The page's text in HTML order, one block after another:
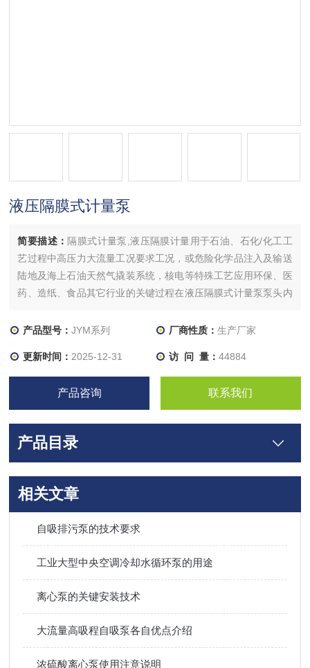
液压隔膜式计量泵
简要描述： 隔膜式计量泵,液压隔膜计量用于石油、石化/化工工
艺过程中高压力大流量工况要求工况，或危险化学品注入及输送
陆地及海上石油天然气撬装系统，核电等特殊工艺应用环保、医
药、造纸、食品其它行业的关键过程在液压隔膜式计量泵泵头内
产品型号：JYM系列 厂商性质： 生产厂家
更新时间： 2025-12-31 访 问 量： 44884
产品咨询 联系我们
产品目录
相关文章
自吸排污泵的技术要求
工业大型中央空调冷却水循环泵的用途
离心泵的关键安装技术
大流量高吸程自吸泵各自优点介绍
浓硫酸离心泵使用注意说明